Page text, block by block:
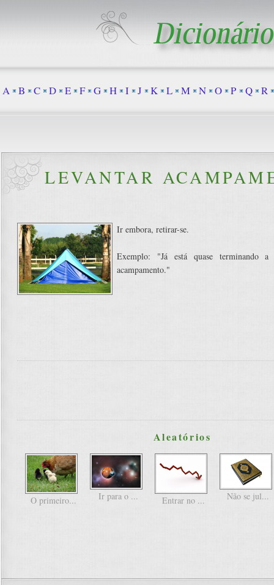
LEVANTAR
Ir embora, retirar-se.
Exemplo: "Já está quase terminando
acampamento."
Aleatórios
O primeiro... Ir para o ... Entrar no ... Não se jul...
A B C D E F G H I J K L M N O P Q R